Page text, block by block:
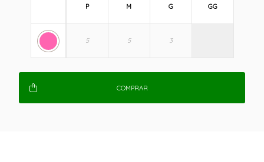
P M G GG
COMPRAR